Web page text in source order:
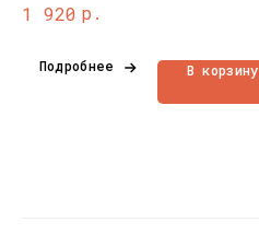
1 920 р.
Подробнее В корзину
Доставка и оплата
Контакты